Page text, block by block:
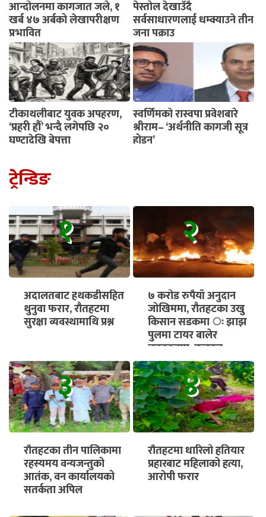
आन्दोलनमा कागजात जले, १
खर्ब ४७ अर्बको लेखापरीक्षण
प्रभावित
पेस्तोल देखाउँदै
सर्वसाधारणलाई धम्क्याउने तीन
जना पक्राउ
टीकाथलीबाट युवक अपहरण,
‘प्रहरी हौँ’ भन्दै लगेपछि २०
घण्टादेखि बेपत्ता
स्वर्णिमको रास्वपा प्रवेशबारे
श्रीराम– ‘अर्थनीति कागजी सूत्र
होइन’
ट्रेन्डिङ
१
अदालतबाट हथकडीसहित
थुनुवा फरार, रौतहटमा
सुरक्षा व्यवस्थामाथि प्रश्न
२
७ करोड रुपैयाँ अनुदान
जोखिममा, रौतहटका उखु
किसान सडकमा ः झाझ
पुलमा टायर बालेर
चक्काजाम, तत्काल
भुक्तानी सुनिश्चित गर्न माग
३
रौतहटका तीन पालिकामा
रहस्यमय वन्यजन्तुको
आतंक, वन कार्यालयको
सतर्कता अपिल
४
रौतहटमा धारिलो हतियार
प्रहारबाट महिलाको हत्या,
आरोपी फरार